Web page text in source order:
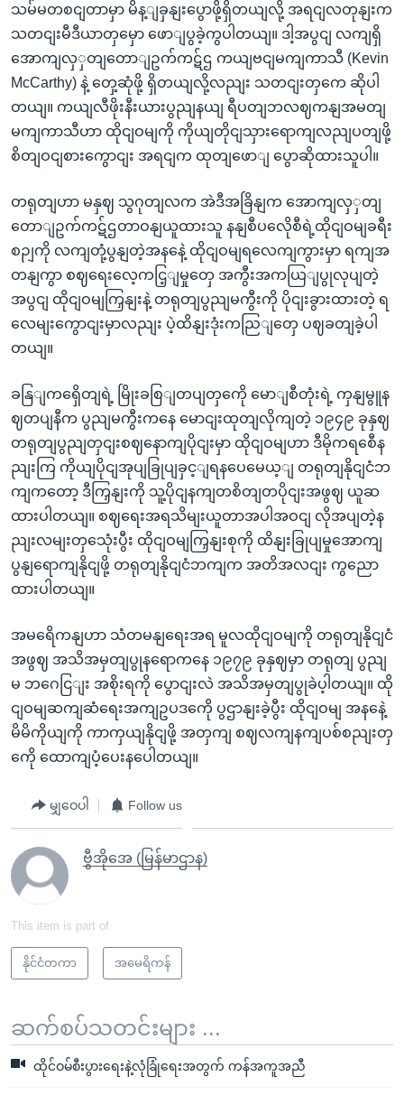
သမ်မတစငျတာမှာ မိန့ျခှနျးပွောဖို့ရှိတယျလို့ အရငျလတုနျးက
သတငျးမီဒီယာတှမှော ဖောျပွခဲ့ကွပါတယျ။ ဒါ့အပွငျ လကျရှိ
အောကျလှှတျတောျဥက်ကဋ်ဌ ကယျဗငျမကျကာသီ (Kevin
McCarthy) နဲ့ တှေ့ဆုံဖို့ ရှိတယျလို့လညျး သတငျးတှကေ ဆိုပါ
တယျ။ ကယျလီဖိုးနီးယားပွညျနယျ ရီပတျဘလဈကနျအမတျ
မကျကာသီဟာ ထိုငျဝမျကို ကိုယျတိုငျသှားရောကျလညျပတျဖို့
စိတျဝငျစားကွောငျး အရငျက ထုတျဖောျ ပွောဆိုထားသူပါ။
တရုတျဟာ မနှဈ သွဂုတျလက အဲဒီအခြိနျက အောကျလှှတျ
တောျဥက်ကဋ်ဌတာဝနျယူထားသူ နနျစီပလေိုစီရဲ့ထိုငျဝမျခရီး
စဉျကို လကျတုံ့ပွနျတဲ့အနနေဲ့ ထိုငျဝမျရလေကျကွားမှာ ရကျအ
တနျကွာ စဈရေးလေ့ကငြ့ျမှုတှေ အကွီးအကယြျပွုလုပျတဲ့
အပွငျ ထိုငျဝမျကြှနျးနဲ့ တရုတျပွညျမကွီးကို ပိုငျးခွားထားတဲ့ ရ
လေမျးကွောငျးမှာလညျး ပဲ့ထိနျးဒုံးကညြျတှေ ပဈခတျခဲ့ပါ
တယျ။
ခနြျကရှေိတျရဲ့ မြိုးခစြျတပျတှကေို မောျစီတုံးရဲ့ ကှနျမွူန
ဈတပျနီက ပွညျမကွီးကနေ မောငျးထုတျလိုကျတဲ့ ၁၉၄၉ ခုနှဈ
တရုတျပွညျတှငျးစဈနောကျပိုငျးမှာ ထိုငျဝမျဟာ ဒီမိုကရစေီန
ညျးကြ ကိုယျပိုငျအုပျခြုပျခှင့ျရနပေမေယ့ျ တရုတျနိုငျငံဘ
ကျကတော့ ဒီကြှနျးကို သူ့ပိုငျနကျတစိတျတပိုငျးအဖွဈ ယူဆ
ထားပါတယျ။ စဈရေးအရသိမျးယူတာအပါအဝငျ လိုအပျတဲ့န
ညျးလမျးတှသေုံးပွီး ထိုငျဝမျကြှနျးစုကို ထိနျးခြုပျမှုအောကျ
ပွနျရောကျနိုငျဖို့ တရုတျနိုငျငံဘကျက အတိအလငျး ကွညော
ထားပါတယျ။
အမရေိကနျဟာ သံတမနျရေးအရ မူလထိုငျဝမျကို တရုတျနိုငျငံ
အဖွဈ အသိအမှတျပွုနရောကနေ ၁၉၇၉ ခုနှဈမှာ တရုတျ ပွညျ
မ ဘဂေငြျး အစိုးရကို ပွောငျးလဲ အသိအမှတျပွုခဲပ့ါတယျ။ ထို
ငျဝမျဆကျဆံရေးအကျဥပဒကေို ပွဌာနျးခဲ့ပွီး ထိုငျဝမျ အနနေဲ့
မိမိကိုယျကို ကာကှယျနိုငျဖို့ အတှကျ စဈလကျနကျပစ်စညျးတှ
ကေို ထောကျပံ့ပေးနပေါတယျ။
မျှဝေပါ Follow us
ဗွီအိုအေ (မြန်မာဌာန)
This item is part of
နိုင်ငံတကာ အမေရိကန်
ဆက်စပ်သတင်းများ ...
ထိုင်ဝမ်စီးပွားရေးနဲ့လုံခြုံရေးအတွက် ကန်အကူအညီ